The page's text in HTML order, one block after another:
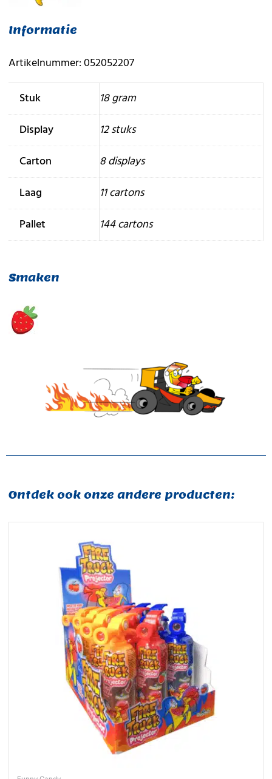
Informatie
Artikelnummer: 052052207
Stuk
18 gram
Display
12 stuks
Carton
8 displays
Laag
11 cartons
Pallet
144 cartons
Smaken
Ontdek ook onze andere producten: